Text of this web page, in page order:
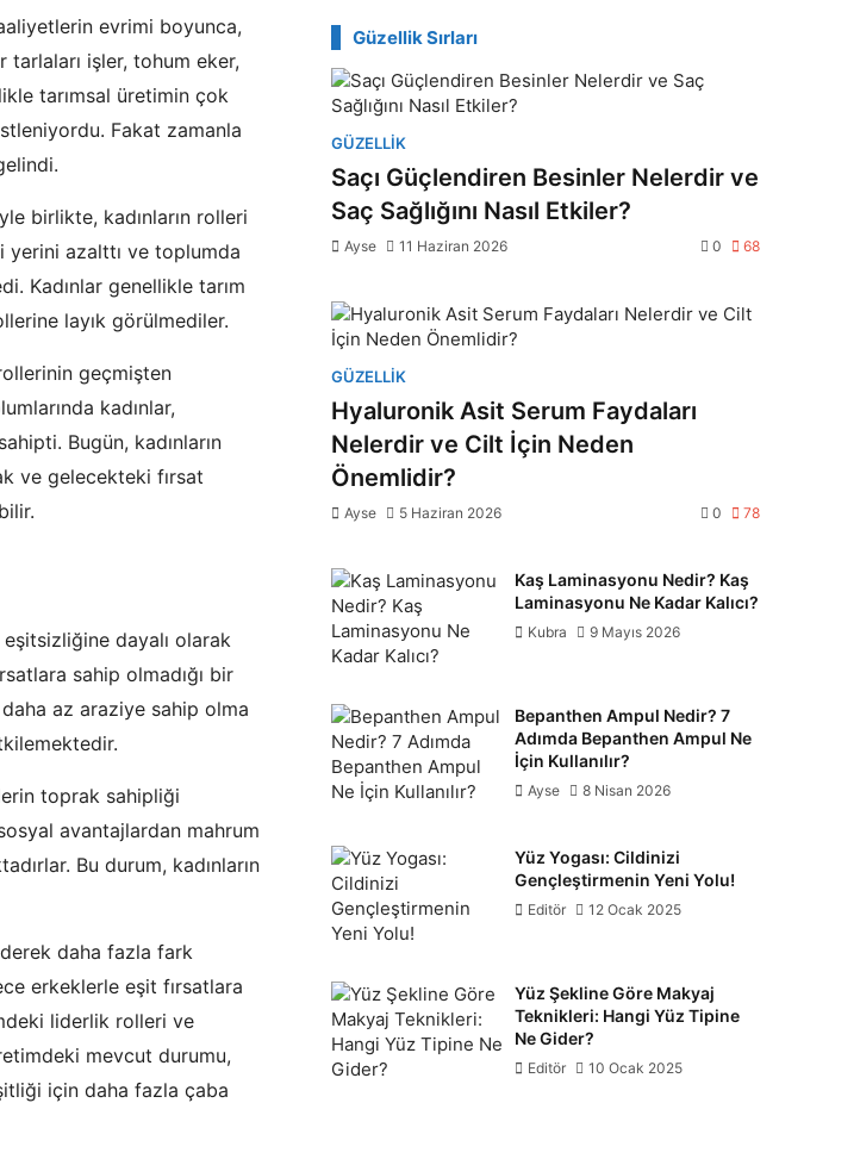
evrimi boyunca,
tarlaları işler, tohum eker,
tarımsal üretimin çok
Fakat zamanla
birlikte, kadınların rolleri
yerini azalttı ve toplumda
Kadınlar genellikle tarım
layık görülmediler.
geçmişten
kadınlar,
Bugün, kadınların
ve gelecekteki fırsat
dayalı olarak
sahip olmadığı bir
az araziye sahip olma
toprak sahipliği
avantajlardan mahrum
Bu durum, kadınların
daha fazla fark
erkeklerle eşit fırsatlara
liderlik rolleri ve
mevcut durumu,
için daha fazla çaba
Güzellik Sırları
GÜZELLIK
Saçı Güçlendiren Besinler Nelerdir ve
Saç Sağlığını Nasıl Etkiler?
Ayse 11 Haziran 2026 0 68
GÜZELLIK
Hyaluronik Asit Serum Faydaları
Nelerdir ve Cilt İçin Neden
Önemlidir?
Ayse 5 Haziran 2026 0 78
Kaş Laminasyonu Nedir? Kaş
Laminasyonu Ne Kadar Kalıcı?
Kubra 9 Mayıs 2026
Bepanthen Ampul Nedir? 7
Adımda Bepanthen Ampul Ne
İçin Kullanılır?
Ayse 8 Nisan 2026
Yüz Yogası: Cildinizi
Gençleştirmenin Yeni Yolu!
Editör 12 Ocak 2025
Yüz Şekline Göre Makyaj
Teknikleri: Hangi Yüz Tipine
Ne Gider?
Editör 10 Ocak 2025